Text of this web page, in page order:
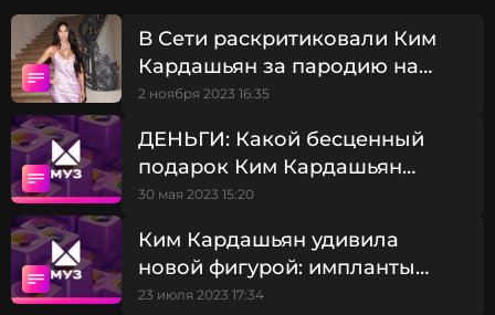
ФОТО: AP/TASS
Смотрите нас в Likee, чтобы
оставаться в курсе событий
ПОДПИСАТЬСЯ
ССЫЛКА
В Сети раскритиковали Ким
Кардашьян за пародию на
культовый образ Сальмы
2 ноября 2023 16:35
ДЕНЬГИ: Какой бесценный
подарок Ким Кардашьян
дарит детям на дни
30 мая 2023 15:20
Ким Кардашьян удивила
новой фигурой: импланты
выходят из моды
23 июля 2023 17:34